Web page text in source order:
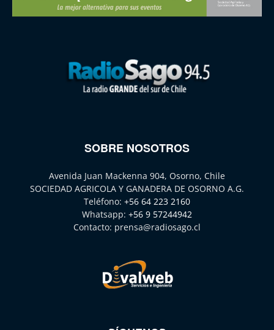
SOBRE NOSOTROS
Avenida Juan Mackenna 904, Osorno, Chile
SOCIEDAD AGRICOLA Y GANADERA DE OSORNO A.G.
Teléfono: +56 64 223 2160
Whatsapp: +56 9 57244942
Contacto: prensa@radiosago.cl